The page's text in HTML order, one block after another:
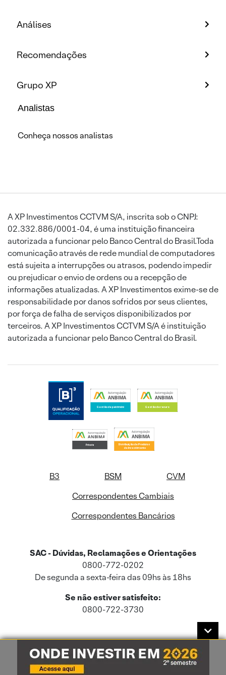
Análises
Recomendações
Grupo XP
Analistas
Conheça nossos analistas
A XP Investimentos CCTVM S/A, inscrita sob o CNPJ:
02.332.886/0001-04, é uma instituição financeira
autorizada a funcionar pelo Banco Central do Brasil.Toda
comunicação através de rede mundial de computadores
está sujeita a interrupções ou atrasos, podendo impedir
ou prejudicar o envio de ordens ou a recepção de
informações atualizadas. A XP Investimentos exime-se de
responsabilidade por danos sofridos por seus clientes,
por força de falha de serviços disponibilizados por
terceiros. A XP Investimentos CCTVM S/A é instituição
autorizada a funcionar pelo Banco Central do Brasil.
B3 BSM
CVM
Correspondentes Cambiais
Correspondentes Bancários
SAC - Dúvidas, Reclamações e Orientações
0800-772-0202
De segunda a sexta-feira das 09hs às 18hs
Se não estiver satisfeito:
0800-722-3730
Este site usa cookies e dados pessoais de acordo com a nossaPolítica de
Cookies
e a nossaPolítica de Privacidade.